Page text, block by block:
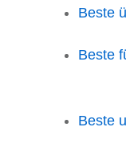
Beste
Beste
Beste